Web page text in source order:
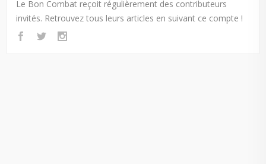
Le Bon Combat reçoit régulièrement des contributeurs
invités. Retrouvez tous leurs articles en suivant ce compte !